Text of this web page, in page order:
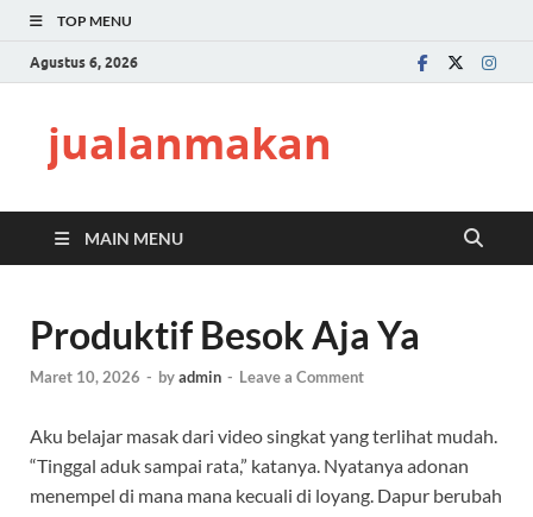
TOP MENU
Agustus 6, 2026
jualanmakan
MAIN MENU
Produktif Besok Aja Ya
Maret 10, 2026 - byadmin - Leave a Comment
Aku belajar masak dari video singkat yang terlihat mudah.
“Tinggal aduk sampai rata,” katanya. Nyatanya adonan
menempel di mana mana kecuali di loyang. Dapur berubah